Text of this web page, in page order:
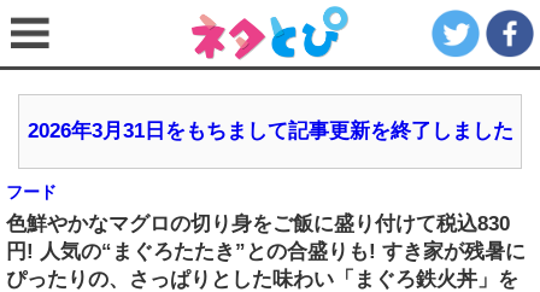
2026年3月31日をもちまして記事更新を終了しました
フード
色鮮やかなマグロの切り身をご飯に盛り付けて税込830
円! 人気の“まぐろたたき”との合盛りも! すき家が残暑に
ぴったりの、さっぱりとした味わい「まぐろ鉄火丼」を